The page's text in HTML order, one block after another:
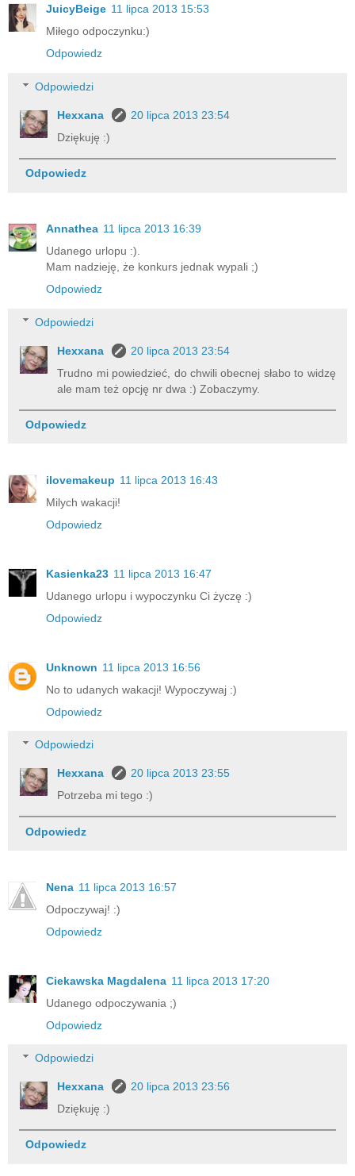
JuicyBeige 11 lipca 2013 15:53
Miłego odpoczynku:)
Odpowiedz
Odpowiedzi
Hexxana
20 lipca 2013 23:54
Dziękuję :)
Odpowiedz
Annathea 11 lipca 2013 16:39
Udanego urlopu :).
Mam nadzieję, że konkurs jednak wypali ;)
Odpowiedz
Odpowiedzi
Hexxana
20 lipca 2013 23:54
Trudno mi powiedzieć, do chwili obecnej słabo to widzę
ale mam też opcję nr dwa :) Zobaczymy.
Odpowiedz
ilovemakeup 11 lipca 2013 16:43
Milych wakacji!
Odpowiedz
Kasienka23 11 lipca 2013 16:47
Udanego urlopu i wypoczynku Ci życzę :)
Odpowiedz
Unknown 11 lipca 2013 16:56
No to udanych wakacji! Wypoczywaj :)
Odpowiedz
Odpowiedzi
Hexxana
20 lipca 2013 23:55
Potrzeba mi tego :)
Odpowiedz
Nena 11 lipca 2013 16:57
Odpoczywaj! :)
Odpowiedz
Ciekawska Magdalena 11 lipca 2013 17:20
Udanego odpoczywania ;)
Odpowiedz
Odpowiedzi
Hexxana
20 lipca 2013 23:56
Dziękuję :)
Odpowiedz